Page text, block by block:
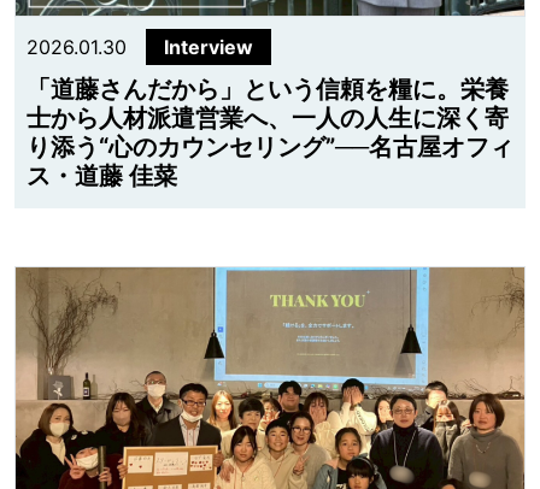
2026.01.30 Interview
「道藤さんだから」という信頼を糧に。栄養
士から人材派遣営業へ、一人の人生に深く寄
り添う“心のカウンセリング”──名古屋オフィ
ス・道藤 佳菜